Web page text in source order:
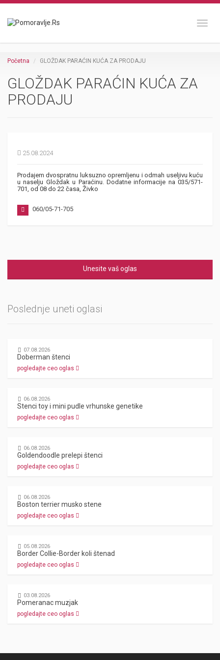
Početna GLOŽDAK PARAĆIN KUĆA ZA PRODAJU
GLOŽDAK PARAĆIN KUĆA ZA
PRODAJU
25.08.2024
Prodajem dvospratnu luksuzno opremljenu i odmah useljivu kuću
u naselju Gloždak u Paraćinu. Dodatne informacije na 035/571-
701, od 08 do 22 časa, Živko
060/05-71-705
Unesite vaš oglas
Poslednje uneti oglasi
07.08.2026
Doberman štenci
pogledajte ceo oglas
06.08.2026
Stenci toy i mini pudle vrhunske genetike
pogledajte ceo oglas
06.08.2026
Goldendoodle prelepi štenci
pogledajte ceo oglas
06.08.2026
Boston terrier musko stene
pogledajte ceo oglas
05.08.2026
Border Collie-Border koli štenad
pogledajte ceo oglas
03.08.2026
Pomeranac muzjak
pogledajte ceo oglas